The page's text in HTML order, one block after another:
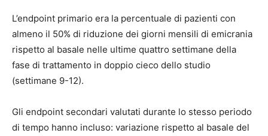
L’endpoint primario era la percentuale di pazienti con
almeno il 50% di riduzione dei giorni mensili di emicrania
rispetto al basale nelle ultime quattro settimane della
fase di trattamento in doppio cieco dello studio
(settimane 9-12).
Gli endpoint secondari valutati durante lo stesso periodo
di tempo hanno incluso: variazione rispetto al basale del